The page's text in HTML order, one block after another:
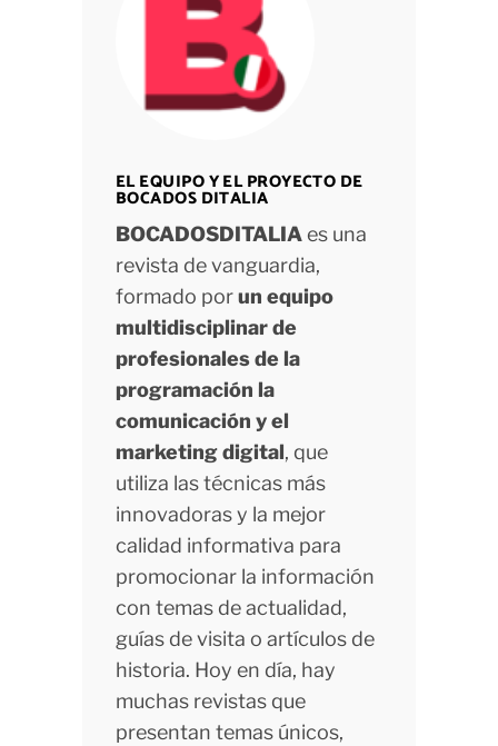
EL EQUIPO Y EL PROYECTO DE
BOCADOS DITALIA
BOCADOSDITALIAes una
revista de vanguardia,
formado porun equipo
multidisciplinar de
profesionales de la
programación la
comunicación y el
marketing digital, que
utiliza las técnicas más
innovadoras y la mejor
calidad informativa para
promocionar la información
con temas de actualidad,
guías de visita o artículos de
historia. Hoy en día, hay
muchas revistas que
presentan temas únicos,